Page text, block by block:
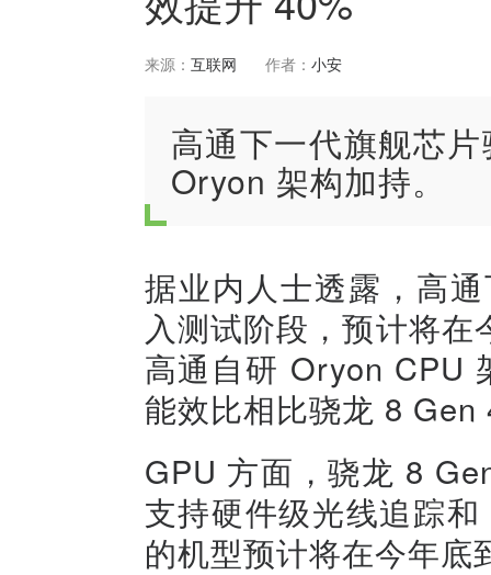
来源： 互联网 作者： 小安
高通下一代旗舰芯
Oryon 架构加持。
据业内人士透露，高
入测试阶段，预计将
高通自研 Oryon CPU
能效比相比骁龙 8
GPU 方面，骁龙 8
支持硬件级光线追踪
的机型预计将在今年底